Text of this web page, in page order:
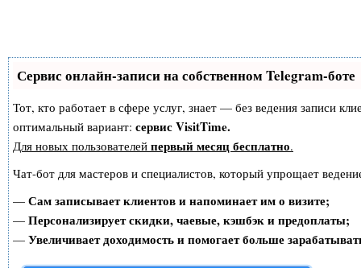
Сервис онлайн-записи на собственном Telegram-боте
Тот, кто работает в сфере услуг, знает — без ведения записи
оптимальный вариант: сервис VisitTime.
Для новых пользователей первый месяц бесплатно.
Чат-бот для мастеров и специалистов, который упрощает
— Сам записывает клиентов и напоминает им о визите;
— Персонализирует скидки, чаевые, кэшбэк и предоплаты;
— Увеличивает доходимость и помогает больше